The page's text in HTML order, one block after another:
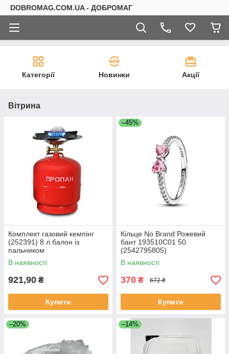
DOBROMAG.COM.UA - ДОБРОМАГ
Категорії Новинки Акції
Вітрина
Комплект газовий кемпінг
(252391) 8 л балон із
пальником
В наявності
921,90 ₴
Купити
–45%
Кільце No Brand Рожевий
бант 193510C01 50
(2542795805)
В наявності
370 ₴ 672 ₴
Купити
–20% –14%